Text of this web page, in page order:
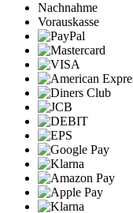
Nachnahme
Vorauskasse